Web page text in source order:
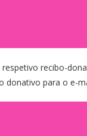
recibo-
donativo para o e-